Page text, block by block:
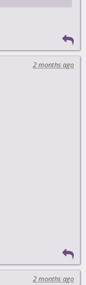
2 months ago
2 months ago